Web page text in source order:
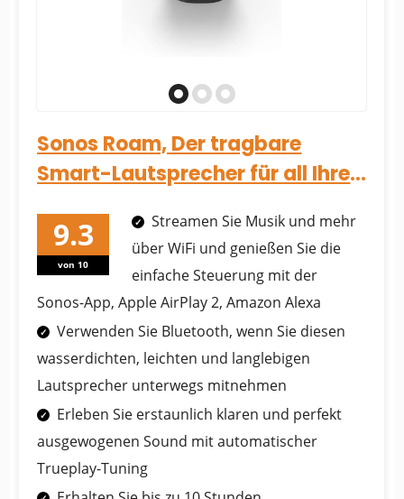
Sonos Roam, Der tragbare
Smart-Lautsprecher für all Ihre
von 10
Streamen Sie Musik und mehr
über WiFi und genießen Sie die
einfache Steuerung mit der
Sonos-App, Apple AirPlay 2, Amazon Alexa
Verwenden Sie Bluetooth, wenn Sie diesen
wasserdichten, leichten und langlebigen
Lautsprecher unterwegs mitnehmen
Erleben Sie erstaunlich klaren und perfekt
ausgewogenen Sound mit automatischer
Trueplay-Tuning